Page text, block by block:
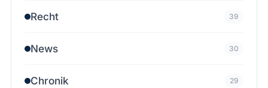
Recht 39
News 30
Chronik 29